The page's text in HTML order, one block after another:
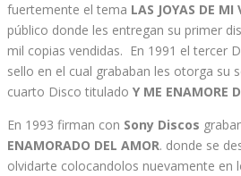
fuertemente el tema LAS JOYAS DE MI
público donde les entregan su primer
mil copias vendidas. En 1991 el tercer
sello en el cual grababan les otorga su
cuarto Disco titulado Y ME ENAMORE
En 1993 firman con Sony Discos
ENAMORADO DEL AMOR. donde se
olvidarte colocandolos nuevamente en